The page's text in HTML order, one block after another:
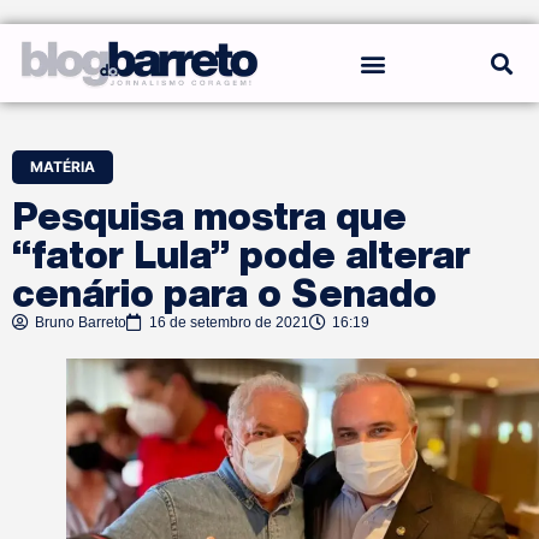
MATÉRIA
Pesquisa mostra que
“fator Lula” pode alterar
cenário para o Senado
Bruno Barreto 16 de setembro de 2021 16:19